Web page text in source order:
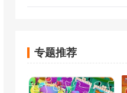
专题推荐